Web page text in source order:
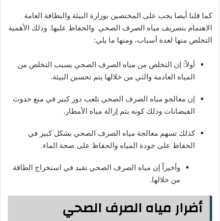
كما قلنا أيضا يجب على المختصين بوزارة البيئة والنظافة العامة
الاهتمام بتصريف مياه الصرف الصحي والحفاظ عليها. وذلك الأهمية
التخلص منها لعدة أسباب، ومنها ما يلي:
أولاً: إن التخلص من مياه الصرف الصحي يسبب التخلص من
المياه العادمة والتي من خلالها يتم تحسين البيئة.
إن معالجو مياه الصرف الصحي تلعب دور كبير في منع حدوث
الفيضانات وذلك كونه يتم إزالة مياه الأمطار.
كذلك تسهم معالجة مياه الصرف الصحي بشكل كبير في
الحفاظ على جودة المياه والحفاظ على صحة الماء.
وأخيراً إن مياه الصرف الصحي تفيد في استخراج الطاقة
من خلالها.
أضرار مياه الصرف الصحي